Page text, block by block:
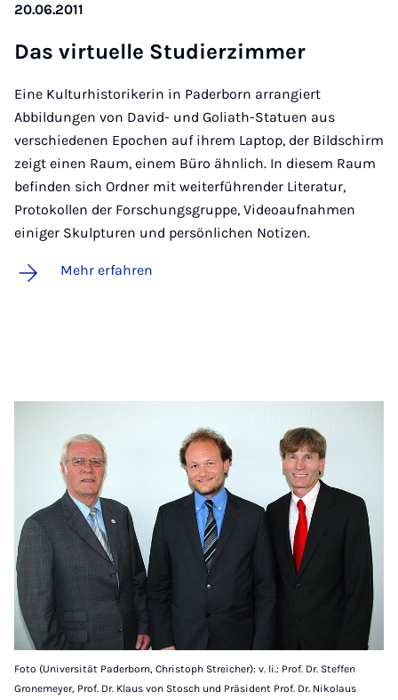
20.06.2011
Das vir­tu­el­le Stu­dier­zim­mer
Eine Kulturhistorikerin in Paderborn arrangiert
Abbildungen von David- und Goliath-Statuen aus
verschiedenen Epochen auf ihrem Laptop, der Bildschirm
zeigt einen Raum, einem Büro ähnlich. In diesem Raum
befinden sich Ordner mit weiterführender Literatur,
Protokollen der Forschungsgruppe, Videoaufnahmen
einiger Skulpturen und persönlichen Notizen.
Mehr erfahren
Foto (Universität Paderborn, Christoph Streicher): v. li.: Prof. Dr. Steffen
Gronemeyer, Prof. Dr. Klaus von Stosch und Präsident Prof. Dr. Nikolaus